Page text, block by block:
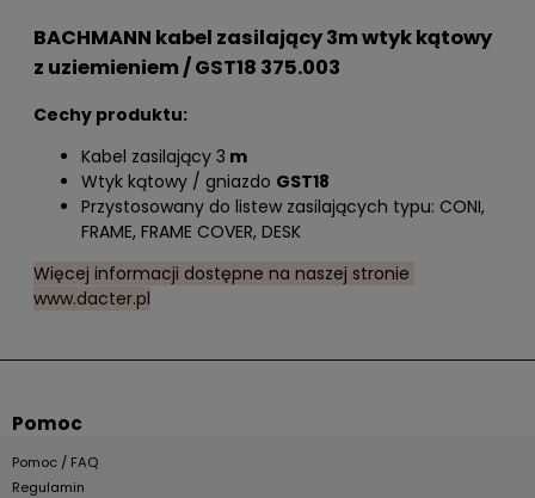
BACHMANN kabel zasilający 3m wtyk kątowy
z uziemieniem / GST18 375.003
Cechy produktu:
Kabel zasilający 3 m
Wtyk kątowy / gniazdo GST18
Przystosowany do listew zasilających typu: CONI,
FRAME, FRAME COVER, DESK
Więcej informacji dostępne na naszej stronie
www.dacter.pl
Pomoc
Pomoc / FAQ
Regulamin